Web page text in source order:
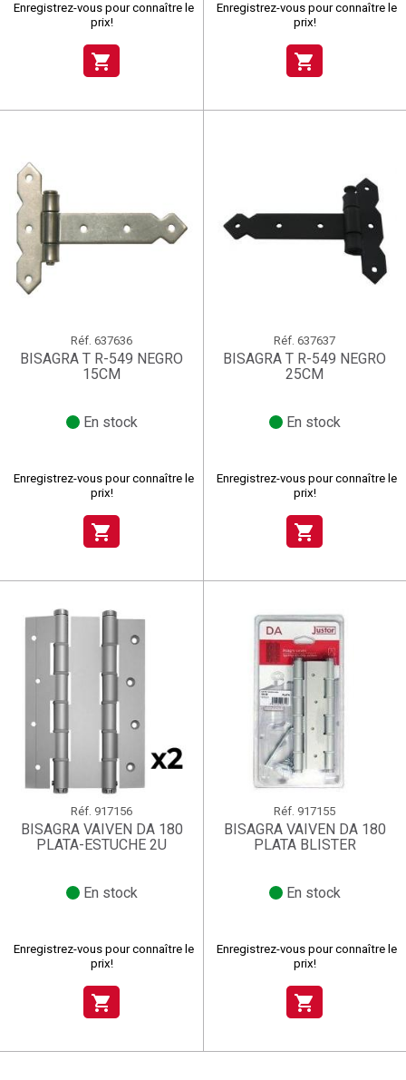
Enregistrez-vous pour connaître le
prix!
shopping_cart
Enregistrez-vous pour connaître le
prix!
shopping_cart
Réf. 637636
BISAGRA T R-549 NEGRO
15CM
En stock
Enregistrez-vous pour connaître le
prix!
shopping_cart
Réf. 637637
BISAGRA T R-549 NEGRO
25CM
En stock
Enregistrez-vous pour connaître le
prix!
shopping_cart
Réf. 917156
BISAGRA VAIVEN DA 180
PLATA-ESTUCHE 2U
En stock
Enregistrez-vous pour connaître le
prix!
shopping_cart
Réf. 917155
BISAGRA VAIVEN DA 180
PLATA BLISTER
En stock
Enregistrez-vous pour connaître le
prix!
shopping_cart